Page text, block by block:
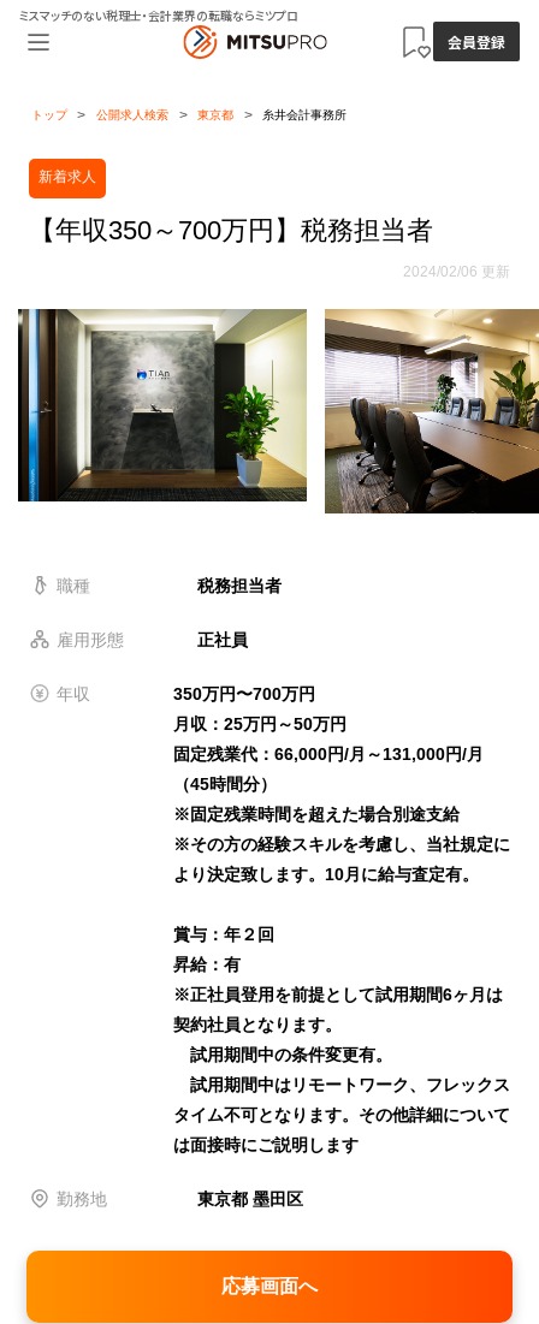
ミスマッチのない税理士・会計業界の転職ならミツプロ
会員登録
トップ 公開求人検索 東京都 糸井会計事務所
新着求人
【年収350～700万円】税務担当者
2024/02/06 更新
職種 税務担当者
雇用形態 正社員
年収
350万円〜700万円
月収：25万円～50万円
固定残業代：66,000円/月～131,000円/月
（45時間分）
※固定残業時間を超えた場合別途支給
※その方の経験スキルを考慮し、当社規定に
より決定致します。10月に給与査定有。
賞与：年２回
昇給：有
※正社員登用を前提として試用期間6ヶ月は
契約社員となります。
試用期間中の条件変更有。
試用期間中はリモートワーク、フレックス
タイム不可となります。その他詳細について
は面接時にご説明します
勤務地 東京都 墨田区
応募画面へ